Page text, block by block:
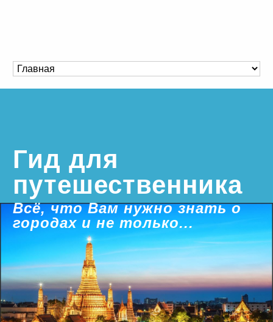
Гид для
путешественника
Всё, что Вам нужно знать о
городах и не только...